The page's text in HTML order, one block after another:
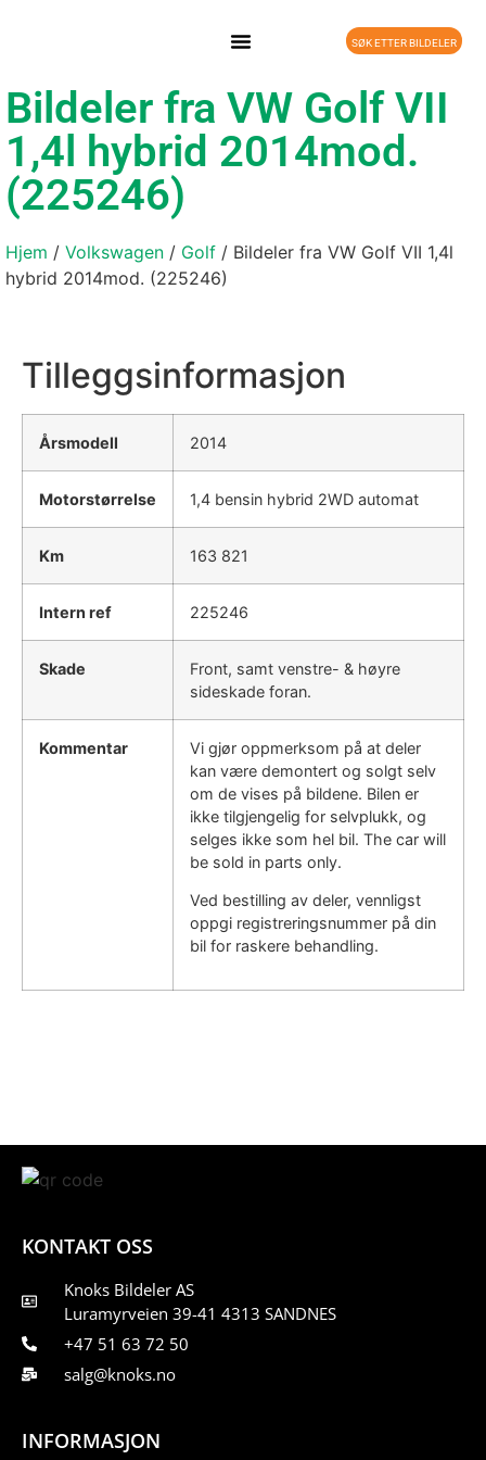
SØK ETTER BILDELER
Bildeler fra VW Golf VII
1,4l hybrid 2014mod.
(225246)
Hjem / Volkswagen / Golf / Bildeler fra VW Golf VII 1,4l
hybrid 2014mod. (225246)
Tilleggsinformasjon
Årsmodell 2014
Motorstørrelse 1,4 bensin hybrid 2WD automat
Km 163 821
Intern ref 225246
Skade
Front, samt venstre- & høyre
sideskade foran.
Kommentar
Vi gjør oppmerksom på at deler
kan være demontert og solgt selv
om de vises på bildene. Bilen er
ikke tilgjengelig for selvplukk, og
selges ikke som hel bil. The car will
be sold in parts only.
Ved bestilling av deler, vennligst
oppgi registreringsnummer på din
bil for raskere behandling.
KONTAKT OSS
Knoks Bildeler AS
Luramyrveien 39-41 4313 SANDNES
+47 51 63 72 50
salg@knoks.no
INFORMASJON